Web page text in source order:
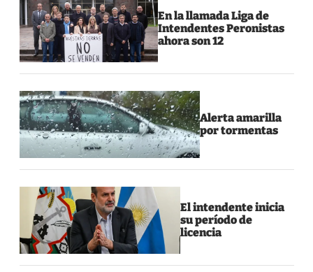
En la llamada Liga de
Intendentes Peronistas
ahora son 12
Alerta amarilla
por tormentas
El intendente inicia
su período de
licencia